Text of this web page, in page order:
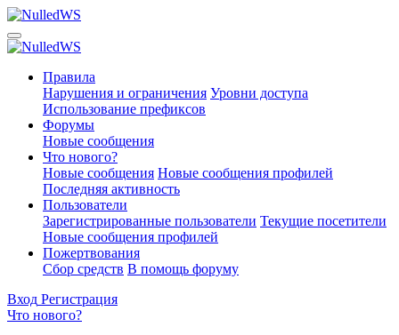
Правила
Нарушения и ограничения Уровни доступа
Использование префиксов
Форумы
Новые сообщения
Что нового?
Новые сообщения Новые сообщения профилей
Последняя активность
Пользователи
Зарегистрированные пользователи Текущие посетители
Новые сообщения профилей
Пожертвования
Сбор средств В помощь форуму
Вход Регистрация
Что нового?